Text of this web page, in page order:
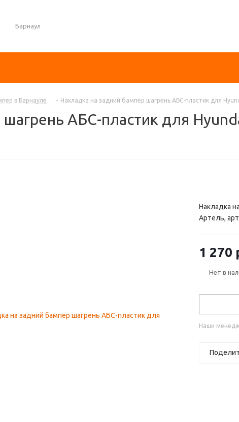
Барнаул
в Барнауле - Накладка на задний бампер шагрень АБС-пластик для
АБС-пластик для
Накладка
Артель,
1 270
Нет в
Наши